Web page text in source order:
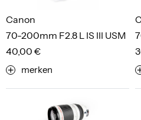
70-200mm F2.8 L IS III USM
Canon
40,00 €
merken